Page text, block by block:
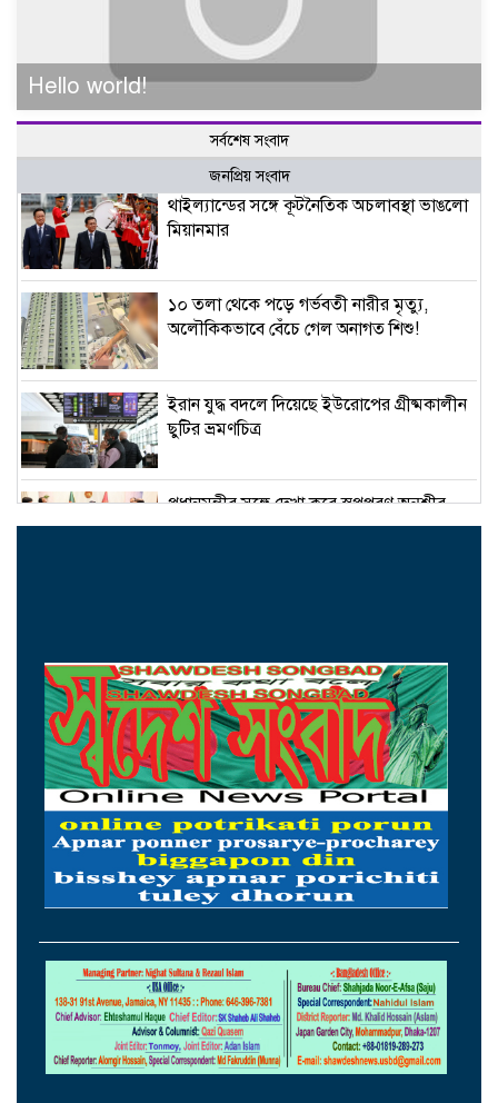
Hello world!
সর্বশেষ সংবাদ
জনপ্রিয় সংবাদ
থাইল্যান্ডের সঙ্গে কূটনৈতিক অচলাবস্থা ভাঙলো
মিয়ানমার
১০ তলা থেকে পড়ে গর্ভবতী নারীর মৃত্যু,
অলৌকিকভাবে বেঁচে গেল অনাগত শিশু!
ইরান যুদ্ধ বদলে দিয়েছে ইউরোপের গ্রীষ্মকালীন
ছুটির ভ্রমণচিত্র
প্রধানমন্ত্রীর সঙ্গে দেখা করে স্বপ্নপূরণ অনুশ্রীর,
মিলল হারমোনিয়াম উপহার
ওমানের সঙ্গে চুক্তি হলেও এখনই খুলছে না
হরমুজ, ঘোষণা ইরানের
আগস্টের প্রথম ৫ দিনে রেমিট্যান্স এলো ৬০
কোটি ২০ লাখ ডলার
থাইল্যান্ডের সঙ্গে কূটনৈতিক অচলাবস্থা ভাঙলো
সচিবালয়ে জনপ্রশাসন বিষয়ক উপদেষ্টা,
আমলাতান্ত্রিক জটিলতা পরিহার করে দ্রুত
কার্যকর ব্যবস্থা গ্রহণের নির্দেশ